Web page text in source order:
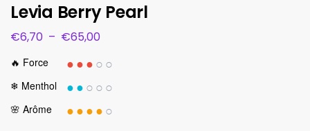
Levia Berry Pearl
€6,70 – €65,00
🔥 Force ●●●○○
❄ Menthol ●●○○○
🌸 Arôme ●●●●○